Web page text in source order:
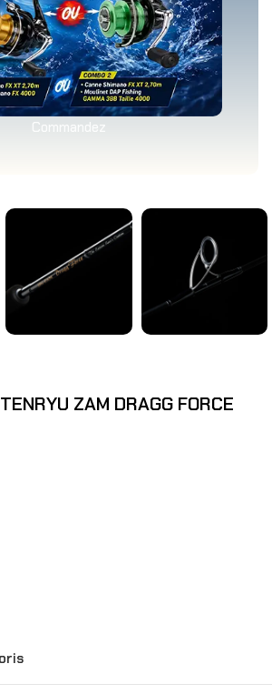
Commandez
ZAM DRAGG FORCE